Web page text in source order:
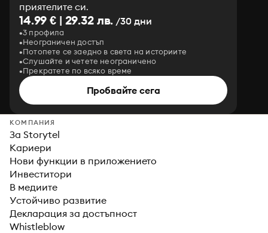
приятелите си.
14.99 € | 29.32 лв. /30 дни
3 профила
Неограничен достъп
Потопете се заедно в света на историите
Слушайте и четете неограничено
Прекратете по всяко време
Пробвайте сега
КОМПАНИЯ
За Storytel
Кариери
Нови функции в приложението
Инвеститори
В медиите
Устойчиво развитие
Декларация за достъпност
Whistleblow